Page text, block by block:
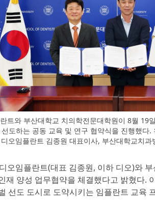
트와 부산대학교 치의학전문대학원이 8월 19
도하는 공동 교육 및 연구 협약식을 진행했다
오임플란트 김종원 대표이사, 부산대학교치
오임플란트(대표 김종원, 이하 디오)와
재 양성 업무협약을 체결했다고 밝혔다.
선도 도시로 도약시키는 임플란트 교육